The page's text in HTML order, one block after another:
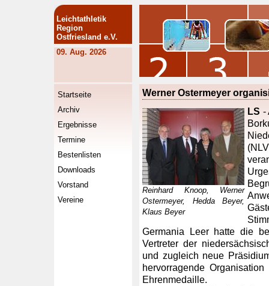
Leichtathletik
Region
Ostfriesland e.V.
09. Aug. 2026
Startseite
Archiv
Ergebnisse
Termine
Bestenlisten
Downloads
Vorstand
Vereine
Werner Ostermeyer
Reinhard Knoop, Werner
Ostermeyer, Hedda Beyer,
Klaus Beyer
LS -
Germania Leer hatte die
Vertreter der
und zugleich neue
hervorragende
Ehrenmedaille.